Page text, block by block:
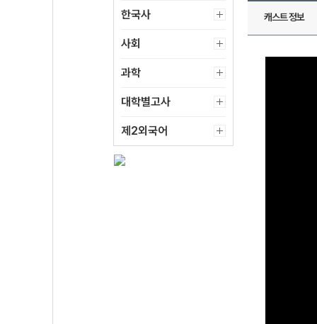
한국사
사회
과학
대학별고사
제2외국어
캐스트 정보